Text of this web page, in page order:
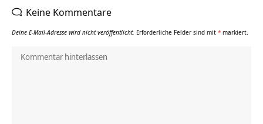
Keine Kommentare
Deine E-Mail-Adresse wird nicht veröffentlicht. Erforderliche Felder sind mit * markiert.